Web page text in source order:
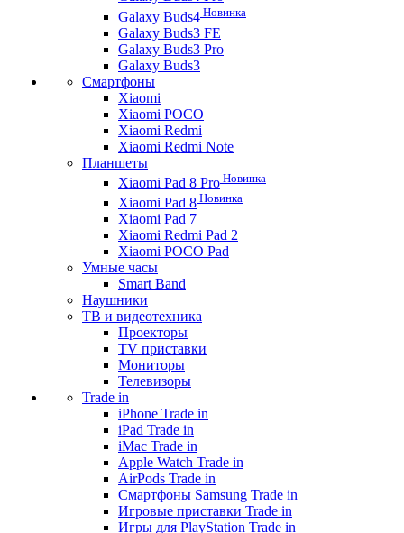
Galaxy Buds4 Новинка
Galaxy Buds3 FE
Galaxy Buds3 Pro
Galaxy Buds3
Смартфоны
Xiaomi
Xiaomi POCO
Xiaomi Redmi
Xiaomi Redmi Note
Планшеты
Xiaomi Pad 8 Pro Новинка
Xiaomi Pad 8 Новинка
Xiaomi Pad 7
Xiaomi Redmi Pad 2
Xiaomi POCO Pad
Умные часы
Smart Band
Наушники
ТВ и видеотехника
Проекторы
TV приставки
Мониторы
Телевизоры
Trade in
iPhone Trade in
iPad Trade in
iMac Trade in
Apple Watch Trade in
AirPods Trade in
Смартфоны Samsung Trade in
Игровые приставки Trade in
Игры для PlayStation Trade in